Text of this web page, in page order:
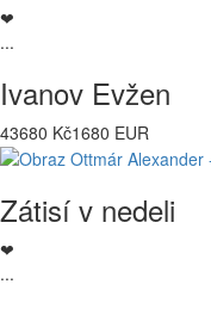
❤
...
Ivanov Evžen
43680 Kč1680 EUR
Zátisí v nedeli
❤
...